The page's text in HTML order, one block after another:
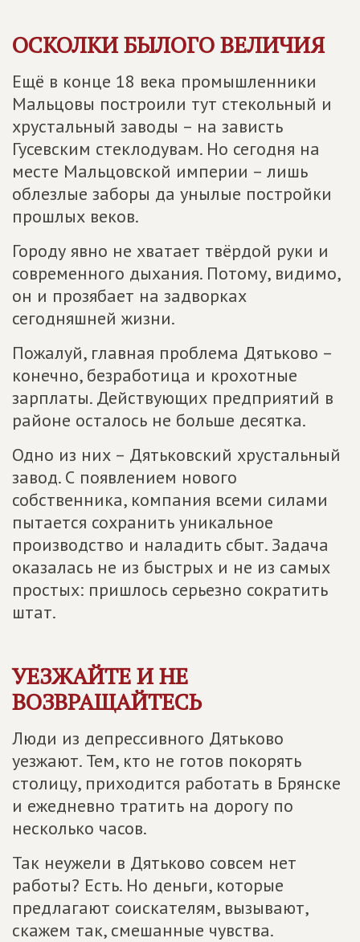
ОСКОЛКИ БЫЛОГО ВЕЛИЧИЯ
Ещё в конце 18 века промышленники
Мальцовы построили тут стекольный и
хрустальный заводы – на зависть
Гусевским стеклодувам. Но сегодня на
месте Мальцовской империи – лишь
облезлые заборы да унылые постройки
прошлых веков.
Городу явно не хватает твёрдой руки и
современного дыхания. Потому, видимо,
он и прозябает на задворках
сегодняшней жизни.
Пожалуй, главная проблема Дятьково –
конечно, безработица и крохотные
зарплаты. Действующих предприятий в
районе осталось не больше десятка.
Одно из них – Дятьковский хрустальный
завод. С появлением нового
собственника, компания всеми силами
пытается сохранить уникальное
производство и наладить сбыт. Задача
оказалась не из быстрых и не из самых
простых: пришлось серьезно сократить
штат.
УЕЗЖАЙТЕ И НЕ
ВОЗВРАЩАЙТЕСЬ
Люди из депрессивного Дятьково
уезжают. Тем, кто не готов покорять
столицу, приходится работать в Брянске
и ежедневно тратить на дорогу по
несколько часов.
Так неужели в Дятьково совсем нет
работы? Есть. Но деньги, которые
предлагают соискателям, вызывают,
скажем так, смешанные чувства.